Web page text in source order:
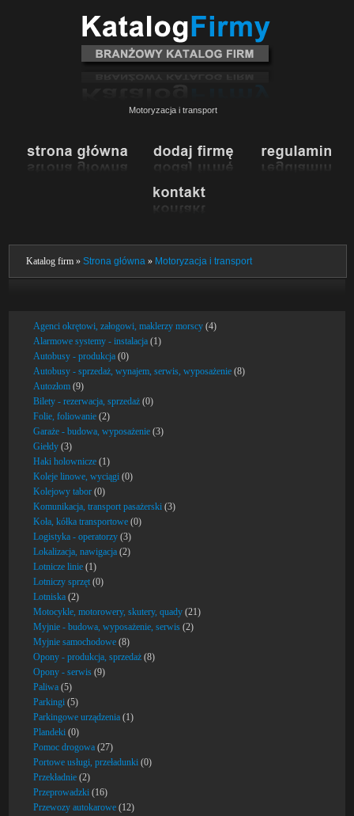
Motoryzacja i transport
Katalog firm »Strona główna » Motoryzacja i transport
Agenci okrętowi, załogowi, maklerzy morscy (4)
Alarmowe systemy - instalacja (1)
Autobusy - produkcja (0)
Autobusy - sprzedaż, wynajem, serwis, wyposażenie (8)
Autozłom (9)
Bilety - rezerwacja, sprzedaż (0)
Folie, foliowanie (2)
Garaże - budowa, wyposażenie (3)
Giełdy (3)
Haki holownicze (1)
Koleje linowe, wyciągi (0)
Kolejowy tabor (0)
Komunikacja, transport pasażerski (3)
Koła, kółka transportowe (0)
Logistyka - operatorzy (3)
Lokalizacja, nawigacja (2)
Lotnicze linie (1)
Lotniczy sprzęt (0)
Lotniska (2)
Motocykle, motorowery, skutery, quady (21)
Myjnie - budowa, wyposażenie, serwis (2)
Myjnie samochodowe (8)
Opony - produkcja, sprzedaż (8)
Opony - serwis (9)
Paliwa (5)
Parkingi (5)
Parkingowe urządzenia (1)
Plandeki (0)
Pomoc drogowa (27)
Portowe usługi, przeładunki (0)
Przekładnie (2)
Przeprowadzki (16)
Przewozy autokarowe (12)